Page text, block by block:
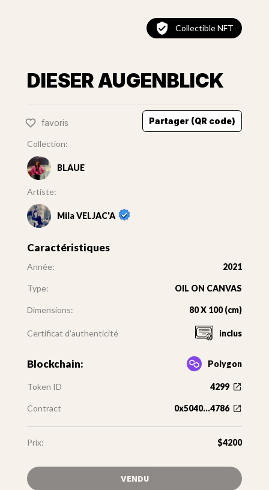
Collectible NFT
DIESER AUGENBLICK
favoris Partager (QR code)
Collection:
BLAUE
Artiste:
Mila VELJAC'A
Caractéristiques
Année: 2021
Type: OIL ON CANVAS
Dimensions: 80 X 100 (cm)
Certificat d'authenticité inclus
Blockchain: Polygon
Token ID 4299
Contract 0x5040...4786
Prix: $4200
VENDU